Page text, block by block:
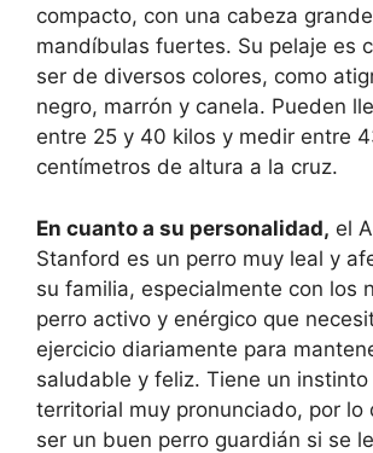
compacto, con una cabeza
mandíbulas fuertes. Su pelaje es
ser de diversos colores, como
negro, marrón y canela. Pueden
entre 25 y 40 kilos y medir entre
centímetros de altura a la cruz.
En cuanto a su personalidad, el
Stanford es un perro muy leal y
su familia, especialmente con los
perro activo y enérgico que
ejercicio diariamente para
saludable y feliz. Tiene un
territorial muy pronunciado, por lo
ser un buen perro guardián si se